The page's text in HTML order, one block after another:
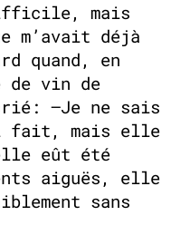
mais
m’avait déjà
quand, en
vin de
—Je ne sais
fait, mais elle
eût été
aiguës, elle
sans